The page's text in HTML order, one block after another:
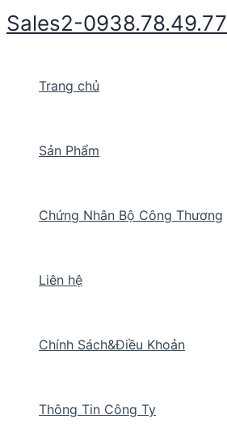
Nhảy
tới
Sales2-0938.78.49.77
Trang chủ
Sản Phẩm
Chứng Nhân Bộ Công Thương
Liên hệ
Chính Sách&Điều Khoản
Thông Tin Công Ty